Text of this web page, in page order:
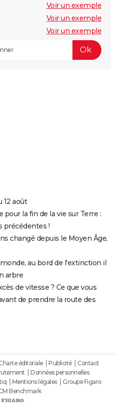
Voir un exemple
Voir un exemple
Voir un exemple
12 août
pour la fin de la vie sur Terre :
précédentes !
changé depuis le Moyen Âge,
au bord de l'extinction il
arbre
de vitesse ? Ce que vous
de prendre la route des
éditoriale Publicité
Contact
Données personnelles
Mentions légales
Groupe Figaro
Benchmark